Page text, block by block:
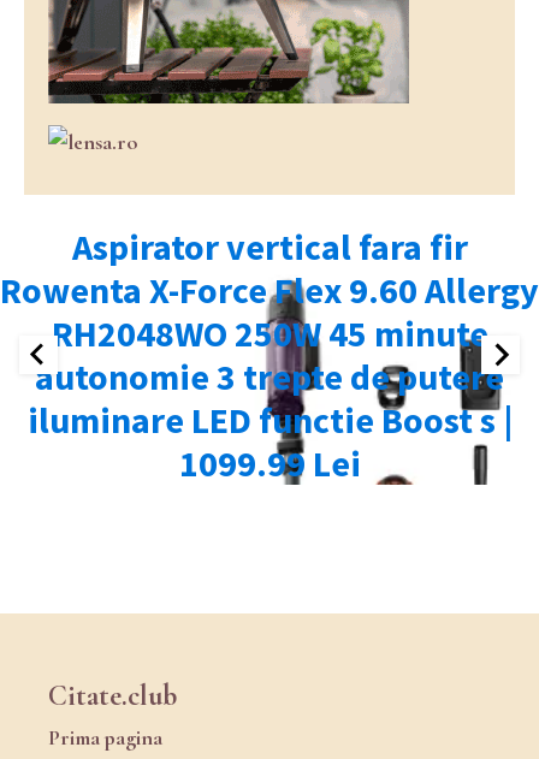
Citate.club
Prima pagina